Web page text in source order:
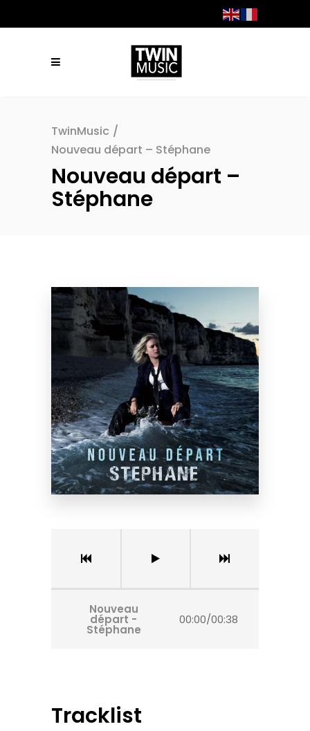
TwinMusic /
Nouveau départ – Stéphane
Nouveau départ –
Stéphane
Nouveau
départ -
Stéphane
00:00/00:38
Tracklist